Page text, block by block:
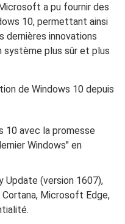
a pu fournir des
10, permettant ainsi
dernières innovations
système plus sûr et plus
de Windows 10 depuis
10 avec la promesse
Windows" en
Update (version 1607),
Microsoft Edge,